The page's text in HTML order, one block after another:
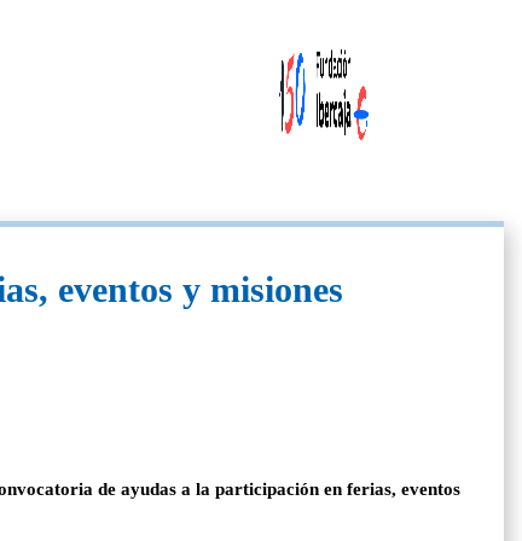
eventos y misiones
de ayudas a la participación en ferias, eventos